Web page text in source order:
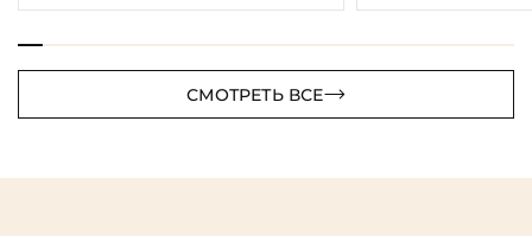
СМОТРЕТЬ ВСЕ